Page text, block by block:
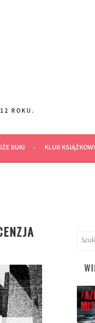
ROKU.
BUKI KLUB
Szukaj